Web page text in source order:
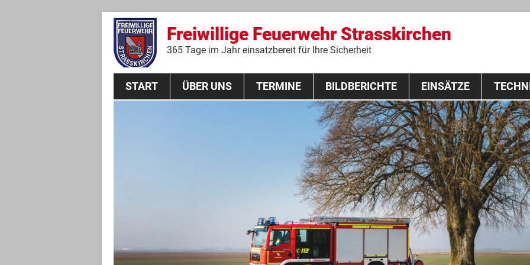
Freiwillige Feuerwehr Strasskirchen
365 Tage im Jahr einsatzbereit für Ihre Sicherheit
Zum
springen
START ÜBER UNS TERMINE
THL Lehrgang 2020
BILDBERICHTE EINSÄTZE
Fahrzeuge
Ausrüstung